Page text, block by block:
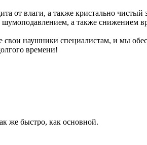
от влаги, а также кристально чистый
шумоподавлением, а также снижением
свои наушники специалистам, и мы
времени!
же быстро, как основной.